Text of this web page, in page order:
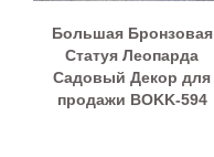
Большая Бронзовая
Статуя Леопарда
Садовый Декор для
продажи BOKK-594